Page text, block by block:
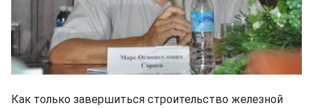
Как только завершиться строительство железной